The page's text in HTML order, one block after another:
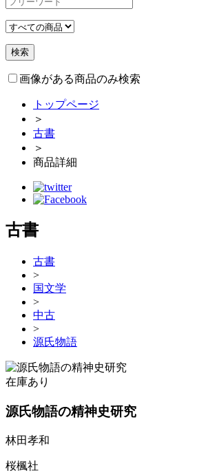
画像がある商品のみ検索
トップページ
＞
古書
＞
商品詳細
古書
古書
>
国文学
>
中古
>
源氏物語
在庫あり
源氏物語の精神史研究
林田孝和
桜楓社